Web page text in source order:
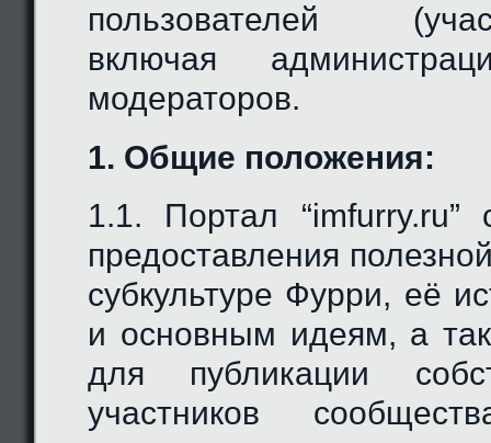
пользователей
включая
модераторов.
1. Общие положения:
1.1. Портал
предоставления
субкультуре Фурри, её
и основным идеям, а
для публикации
участников